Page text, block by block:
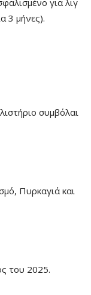
3 μήνες).
συμβόλαι
Πυρκαγιά και
του 2025.